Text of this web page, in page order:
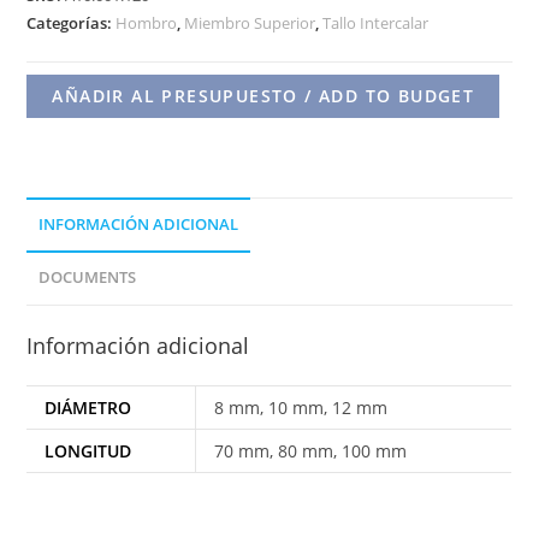
DE
CODO
cantidad
Categorías: Hombro, Miembro Superior,Tallo Intercalar
AÑADIR AL PRESUPUESTO / ADD TO BUDGET
INFORMACIÓN ADICIONAL
DOCUMENTS
Información adicional
DIÁMETRO
8 mm, 10 mm, 12 mm
LONGITUD
70 mm, 80 mm, 100 mm